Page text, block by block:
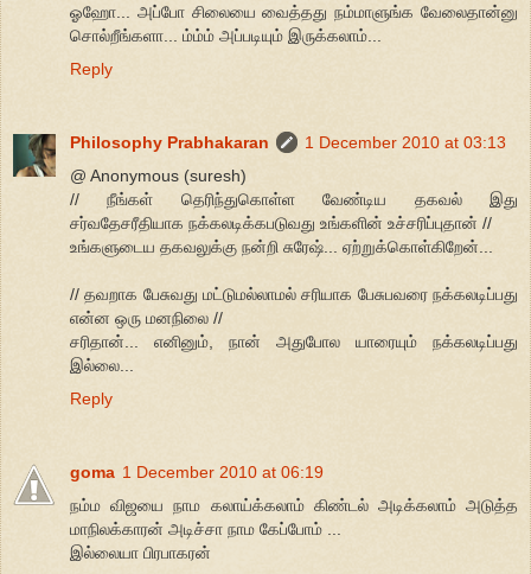
ஓஹோ... அப்போ சிலையை வைத்தது நம்மாளுங்க வேலைதான்னு
சொல்றீங்களா... ம்ம்ம் அப்படியும் இருக்கலாம்...
Reply
Philosophy Prabhakaran
1 December 2010 at 03:13
@ Anonymous (suresh)
// நீங்கள் தெரிந்துகொள்ள வேண்டிய தகவல் இது
சர்வதேசரீதியாக நக்கலடிக்கபடுவது உங்களின் உச்சரிப்புதான் //
உங்களுடைய தகவலுக்கு நன்றி சுரேஷ்... ஏற்றுக்கொள்கிறேன்...
// தவறாக பேசுவது மட்டுமல்லாமல் சரியாக பேசுபவரை நக்கலடிப்பது
என்ன ஒரு மனநிலை //
சரிதான்... எனினும், நான் அதுபோல யாரையும் நக்கலடிப்பது
இல்லை...
Reply
goma 1 December 2010 at 06:19
நம்ம விஜயை நாம கலாய்க்கலாம் கிண்டல் அடிக்கலாம் அடுத்த
மாநிலக்காரன் அடிச்சா நாம கேப்போம் ...
இல்லையா பிரபாகரன்